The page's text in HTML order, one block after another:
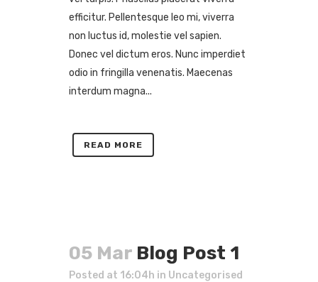
efficitur. Pellentesque leo mi, viverra
non luctus id, molestie vel sapien.
Donec vel dictum eros. Nunc imperdiet
odio in fringilla venenatis. Maecenas
interdum magna...
READ MORE
05 Mar Blog Post 1
Posted at 16:04h in Uncategorised